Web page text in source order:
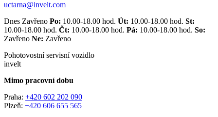
uctarna@invelt.com
Dnes Zavřeno Po: 10.00-18.00 hod. Út: 10.00-18.00 hod. St:
10.00-18.00 hod. Čt: 10.00-18.00 hod. Pá: 10.00-18.00 hod. So:
Zavřeno Ne: Zavřeno
Pohotovostní servisní vozidlo
invelt
Mimo pracovní dobu
Praha: +420 602 202 090
Plzeň: +420 606 655 565